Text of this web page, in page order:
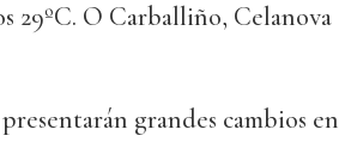
29ºC. O Carballiño, Celanova
grandes cambios en